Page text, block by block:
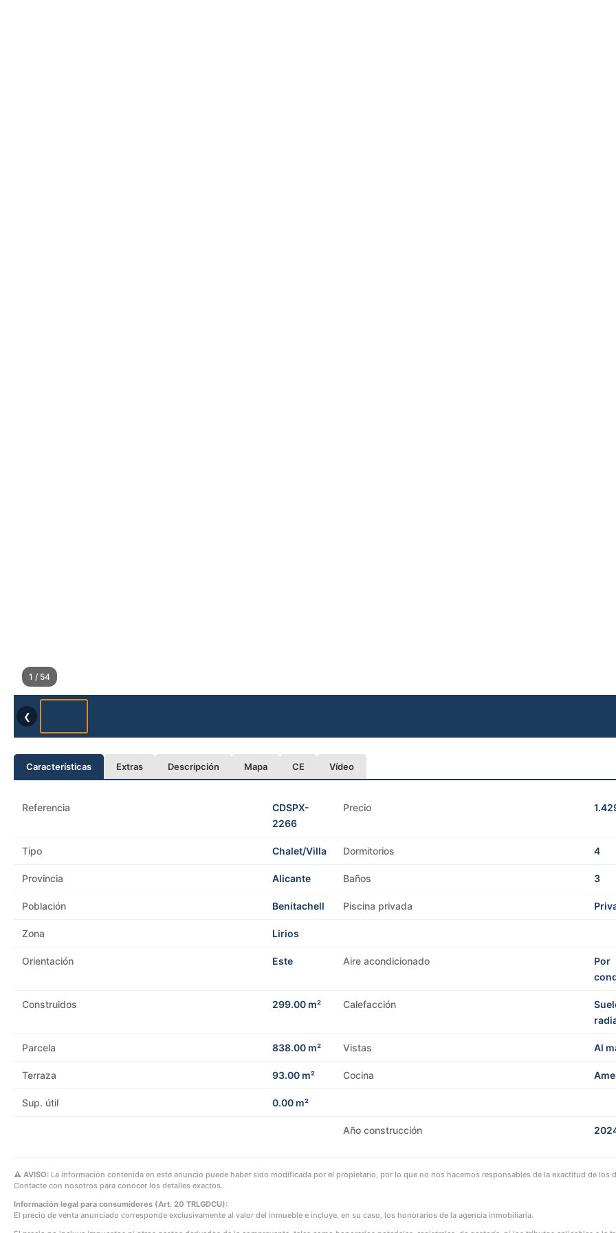
1 / 54
❮
Características Extras Descripción Mapa CE Vídeo
Referencia
CDSPX-
2266
Precio
Tipo Chalet/Villa Dormitorios 4
Provincia Alicante Baños 3
Población Benitachell Piscina privada
Zona Lirios
Orientación Este Aire acondicionado
Por
Construidos 299.00 m² Calefacción
Parcela 838.00 m² Vistas Al
Terraza 93.00 m² Cocina
Sup. útil 0.00 m²
Año construcción
⚠ AVISO: La información contenida en este anuncio puede haber sido modificada por el propietario, por lo que no nos hacemos responsables de la exactitud de los
Contacte con nosotros para conocer los detalles exactos.
Información legal para consumidores (Art. 20 TRLGDCU):
El precio de venta anunciado corresponde exclusivamente al valor del inmueble e incluye, en su caso, los honorarios de la agencia inmobiliaria.